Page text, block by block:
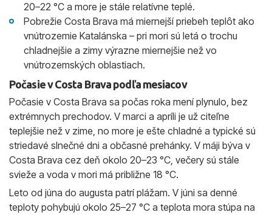
20–22 °C a more je stále relatívne teplé.
Pobrežie Costa Brava má miernejší priebeh teplôt ako
vnútrozemie Katalánska – pri mori sú letá o trochu
chladnejšie a zimy výrazne miernejšie než vo
vnútrozemských oblastiach.
Počasie v Costa Brava podľa mesiacov
Počasie v Costa Brava sa počas roka mení plynulo, bez
extrémnych prechodov. V marci a apríli je už citeľne
teplejšie než v zime, no more je ešte chladné a typické sú
striedavé slnečné dni a občasné prehánky. V máji býva v
Costa Brava cez deň okolo 20–23 °C, večery sú stále
svieže a voda v mori má približne 18 °C.
Leto od júna do augusta patrí plážam. V júni sa denné
teploty pohybujú okolo 25–27 °C a teplota mora stúpa na